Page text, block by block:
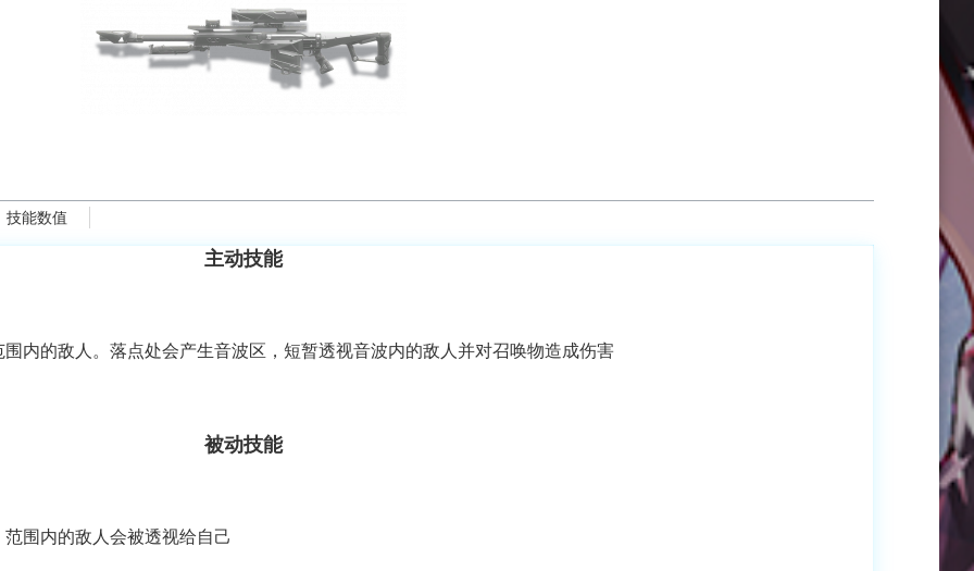
技能数值
主动技能
内的敌人。落点处会产生音波区，短暂透视音波内的敌人并对召唤物造成伤害
被动技能
围内的敌人会被透视给自己